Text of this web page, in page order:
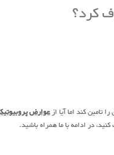
کرد؟
تامین کند اما آیا ازعوارض
در ادامه با ما همراه باشید.